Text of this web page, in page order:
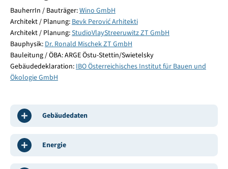
BauherrIn / Bauträger:Wino GmbH
Architekt / Planung: Bevk Perović Arhitekti
Architekt / Planung:StudioVlayStreeruwitz ZT GmbH
Bauphysik: Dr. Ronald Mischek ZT GmbH
Bauleitung / ÖBA: ARGE Östu-Stettin/Swietelsky
Gebäudedeklaration: IBO Österreichisches Institut für Bauen und
Ökologie GmbH
Gebäudedaten
Energie